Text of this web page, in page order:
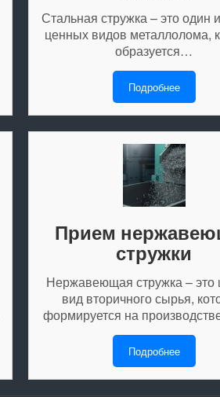
Стальная стружка – это один
ценных видов металлолома,
образуется…
Подробнее
Прием
стружки
Нержавеющая стружка – это
вид вторичного сырья,
формируется на
Подробнее